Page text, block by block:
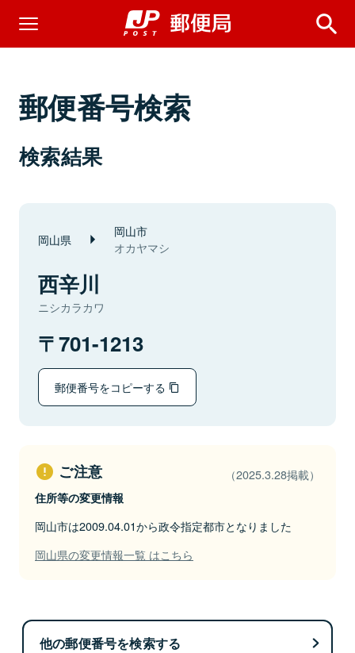
郵便番号検索
検索結果
岡山県 岡山市
オカヤマシ
西辛川
ニシカラカワ
701-1213
郵便番号をコピーする
ご注意 （2025.3.28掲載）
住所等の変更情報
岡山市は2009.04.01から政令指定都市となりました
岡山県の変更情報一覧 はこちら
他の郵便番号を検索する